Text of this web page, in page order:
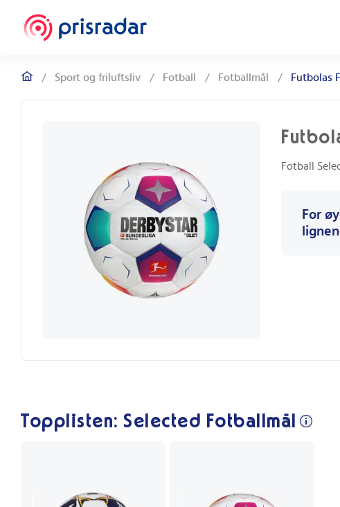
/ Sport og friluftsliv / Fotball / Fotballmål / Futbolas
Fotball
For
Topplisten: Selected Fotballmål